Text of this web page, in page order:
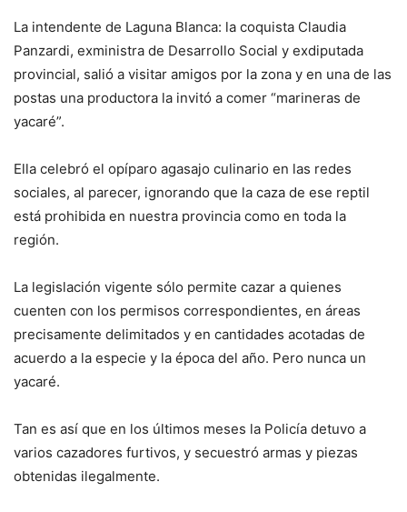
La intendente de Laguna Blanca: la coquista Claudia
Panzardi, exministra de Desarrollo Social y exdiputada
provincial, salió a visitar amigos por la zona y en una de las
postas una productora la invitó a comer “marineras de
yacaré”.
Ella celebró el opíparo agasajo culinario en las redes
sociales, al parecer, ignorando que la caza de ese reptil
está prohibida en nuestra provincia como en toda la
región.
La legislación vigente sólo permite cazar a quienes
cuenten con los permisos correspondientes, en áreas
precisamente delimitados y en cantidades acotadas de
acuerdo a la especie y la época del año. Pero nunca un
yacaré.
Tan es así que en los últimos meses la Policía detuvo a
varios cazadores furtivos, y secuestró armas y piezas
obtenidas ilegalmente.